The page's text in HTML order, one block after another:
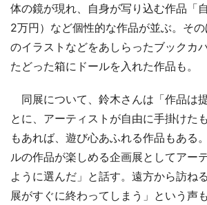
体の鏡が現れ、自身が写り込む作品「
2万円）など個性的な作品が並ぶ。そ
のイラストなどをあしらったブックカ
たどった箱にドールを入れた作品も。
同展について、鈴木さんは「作品は
とに、アーティストが自由に手掛けた
もあれば、遊び心あふれる作品もある
ルの作品が楽しめる企画展としてアー
ように選んだ」と話す。遠方から訪ね
展がすぐに終わってしまう」という声